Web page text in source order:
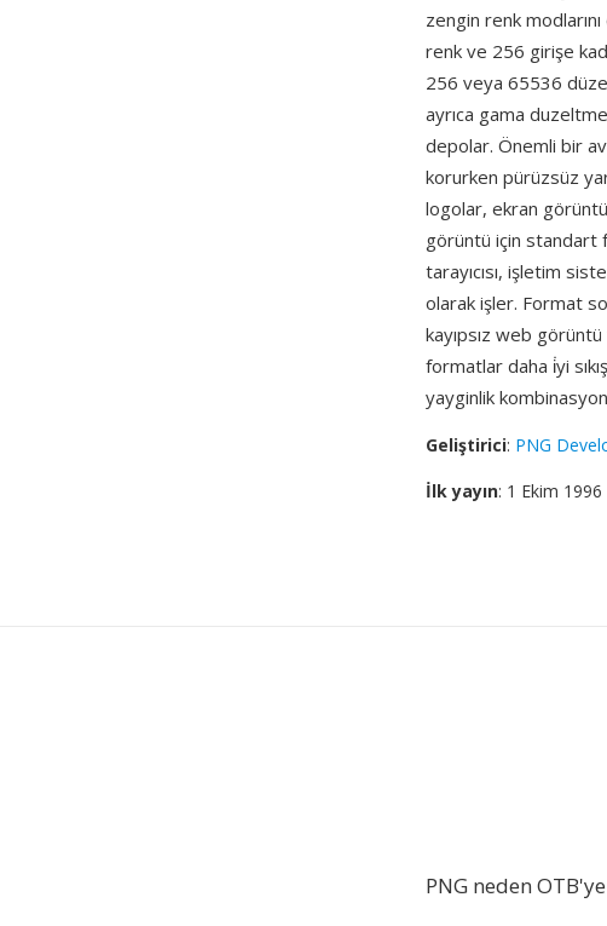
zengin renk
renk ve 256 girişe
256 veya 65536
ayrıca gama
depolar. Önemli bir
korurken pürüzsüz
logolar, ekran
görüntü için standart
tarayıcısı, işletim
olarak işler. Format
kayıpsız web
formatlar daha i̇yi
yayginlik
Geliştirici: PNG
İlk yayın: 1 Ekim 1996
PNG neden